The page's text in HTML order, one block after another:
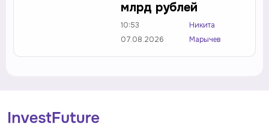
млрд рублей
10:53
07.08.2026
Никита
Марычев